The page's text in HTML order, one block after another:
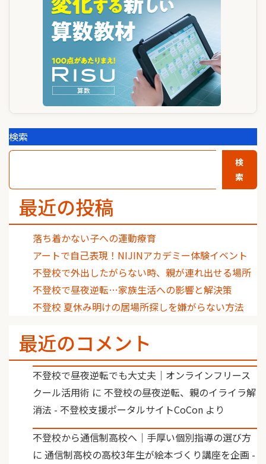
検索
検
索
最近の投稿
落ち着かない子への運動療育
アートで自己表現！NIJINアカデミー体験イベント
不登校で外出したがらない時、親が連れ出せる場所
不登校で昼夜逆転…家族生活への影響と解決策
不登校 夏休み明けの居場所探しを嫌がらない方法
最近のコメント
不登校で昼夜逆転でも大丈夫｜オンラインフリース
クール活用術 に 不登校の昼夜逆転、親のイライラ解
消法 - 不登校支援ポータルサイトCoCon より
不登校から通信制高校へ｜手厚い個別指導の選び方
に 通信制高校の高校3年生が絵本づくり講座を企画 -